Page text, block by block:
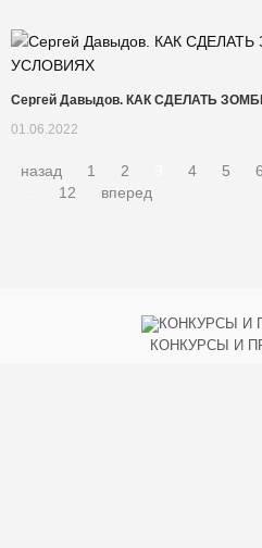
Сергей Давыдов. КАК СДЕЛАТЬ
01.06.2022
назад 1 2 4 5 6
12 вперед
КОНКУРСЫ И